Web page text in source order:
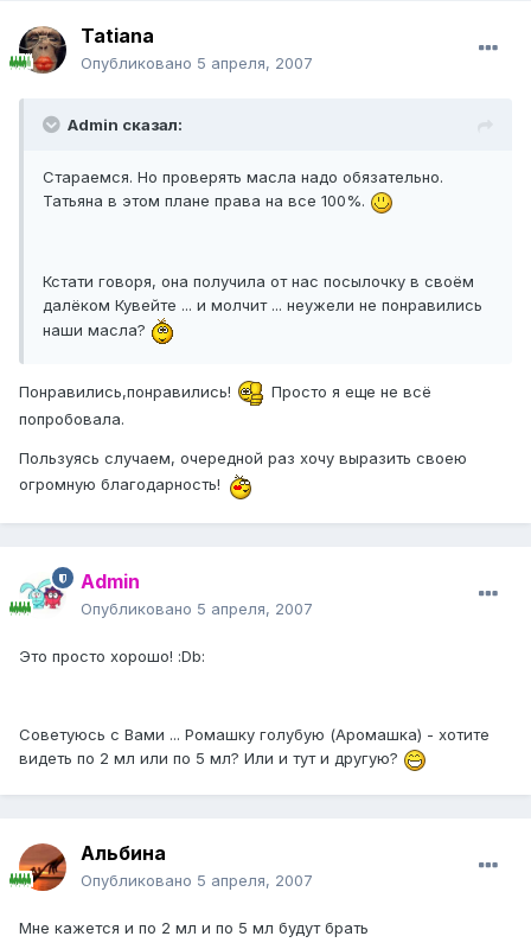
Tatiana
Опубликовано 5 апреля, 2007
Admin сказал:
Стараемся. Но проверять масла надо обязательно.
Татьяна в этом плане права на все 100%.
Кстати говоря, она получила от нас посылочку в своём
далёком Кувейте ... и молчит ... неужели не понравились
наши масла?
Понравились,понравились!
Просто я еще не всё
попробовала.
Пользуясь случаем, очередной раз хочу выразить своею
огромную благодарность!
Admin
Опубликовано 5 апреля, 2007
Это просто хорошо! :Db:
Советуюсь с Вами ... Ромашку голубую (Аромашка) - хотите
видеть по 2 мл или по 5 мл? Или и тут и другую?
Альбина
Опубликовано 5 апреля, 2007
Мне кажется и по 2 мл и по 5 мл будут брать